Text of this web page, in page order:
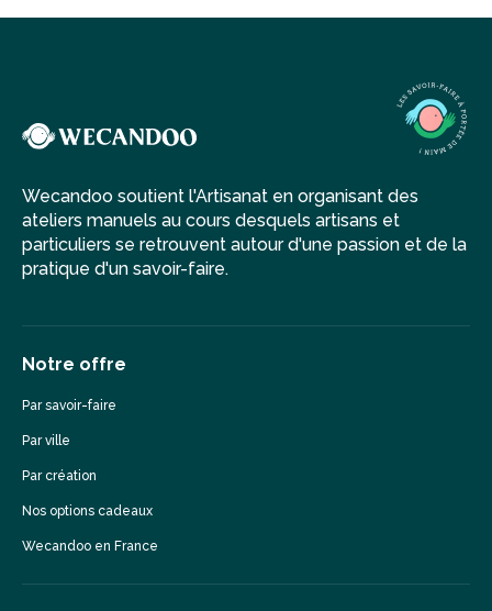
Wecandoo soutient l'Artisanat en organisant des
ateliers manuels au cours desquels artisans et
particuliers se retrouvent autour d'une passion et de la
pratique d'un savoir-faire.
Notre offre
Par savoir-faire
Par ville
Par création
Nos options cadeaux
Wecandoo en France